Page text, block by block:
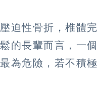
迫性骨折，椎體完
的長輩而言，一個
為危險，若不積極